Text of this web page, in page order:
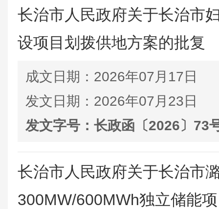
长治市人民政府关于长治市
设项目划拨供地方案的批复
成文日期： 2026年07月17日
发文日期： 2026年07月23日
发文字号： 长政函〔2026〕73
长治市人民政府关于长治市
300MW/600MWh独立储能